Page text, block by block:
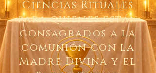
Ciencias Rituales
para quienes están
consagrados a la
comunión con la
Madre Divina y el